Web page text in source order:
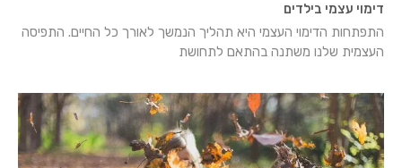
דימוי עצמי בילדים
התפתחות הדימוי העצמי היא תהליך הנמשך לאורך כל החיים. התפיסה
העצמית שלנו משתנה בהתאם לתחושת